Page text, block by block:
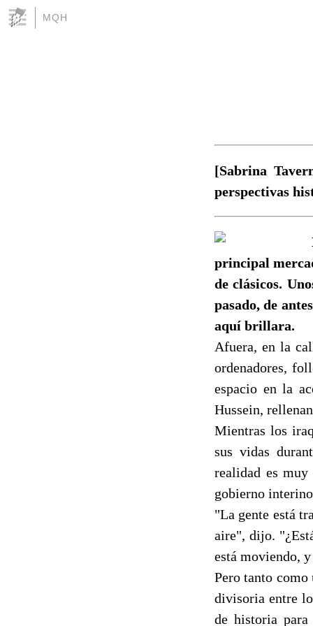
MQH
[Sabrina
perspectivas
principal
de clásicos.
pasado, de
aquí brillara.
Afuera, en la
ordenadores,
espacio en la
Hussein,
Mientras los
sus vidas
realidad es
gobierno
"La gente está
aire", dijo.
está moviendo,
Pero tanto
divisoria entre
de historia para